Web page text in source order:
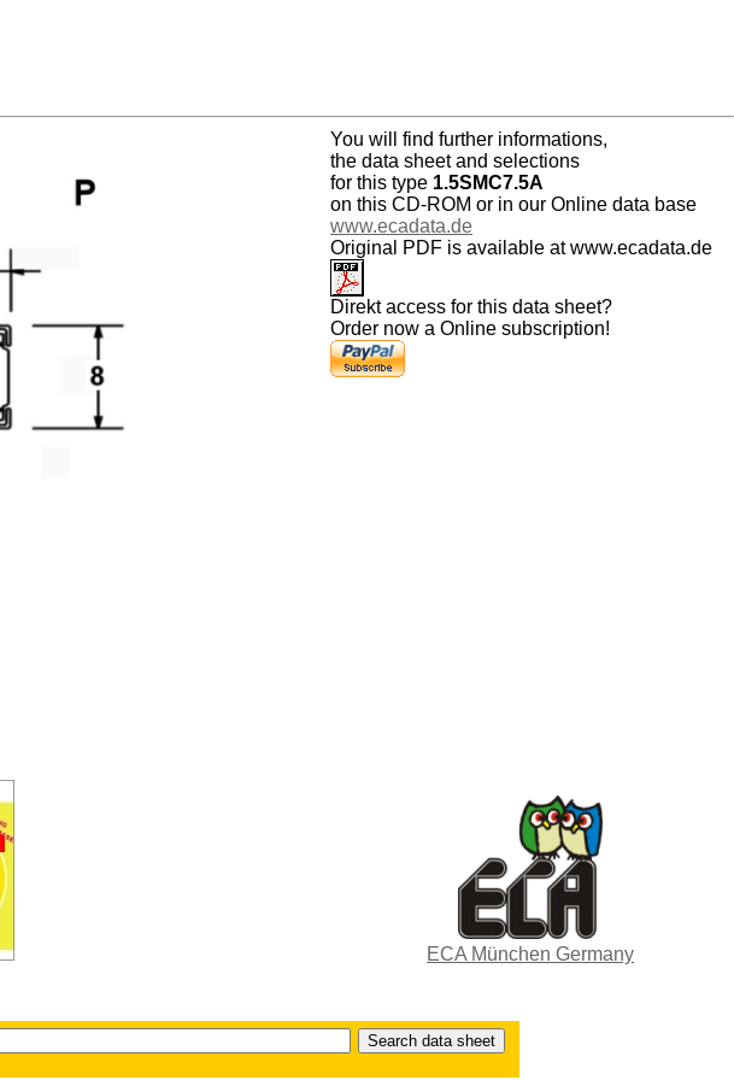
You will find further informations,
the data sheet and selections
for this type 1.5SMC7.5A
on this CD-ROM or in our Online data base
www.ecadata.de
Original PDF is available at www.ecadata.de
Direkt access for this data sheet?
Order now a Online subscription!
ECA München Germany